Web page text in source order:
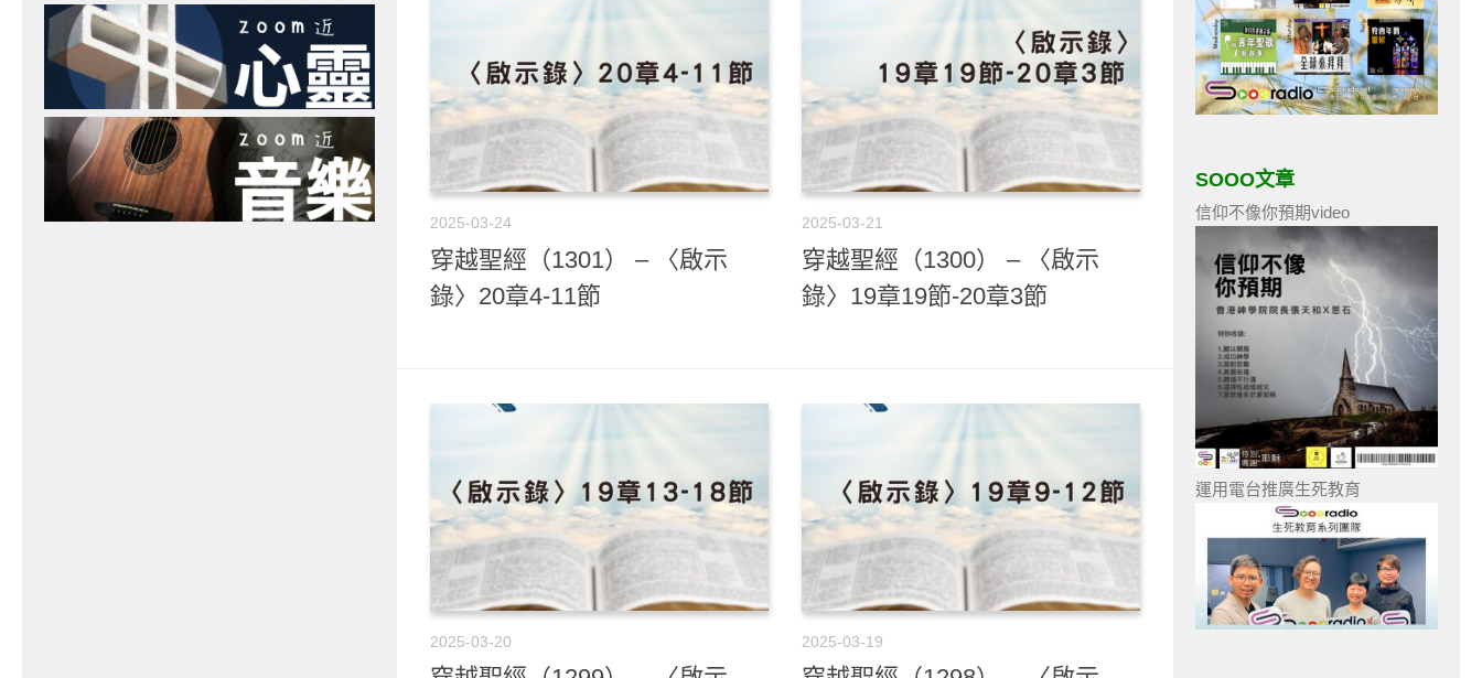
2025-03-24
穿越聖經（1301） – 〈啟示
錄〉20章4-11節
2025-03-21
穿越聖經（1300） – 〈啟示
錄〉19章19節-20章3節
2025-03-20 2025-03-19
SOOO文章
信仰不像你預期video
運用電台推廣生死教育